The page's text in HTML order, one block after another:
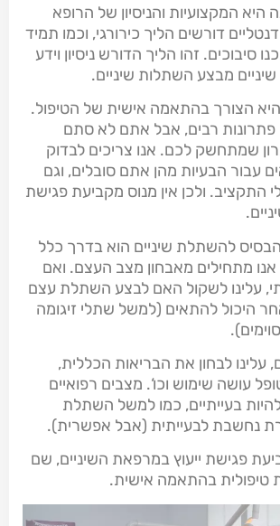
המקצועיות והניסיון של הרופא
דורשים הליך כירורגי, וכמו תמיד
סיבוכים. זהו הליך הדורש ניסיון וידע
מבצע השתלות שיניים.
הצורך בהתאמה אישית של הטיפול.
פתרונות רבים, אבל אתם לא סתם
שמתחשק לכם. אנו צריכים לבדוק
עבור הבעיות מהן אתם סובלים, וגם
התקציב. ולכן אין מנוס מקביעת פגישת
להשתלת שיניים הוא בדרך כלל
מתחילים מאבחון מצב העצם. ואם
עלינו לשקול האם לבצע השתלת עצם
היכול להתאים (למשל שתלי זיגומה
לבחון את הבריאות הכללית,
עושה שימוש וכו‘. מצבים רפואיים
להיות בעייתיים, כמו למשל השתלת
נחשבת לבעייתית (אבל אפשרית).
פגישת ייעוץ במרפאת השיניים, שם
טיפולית בהתאמה אישית.